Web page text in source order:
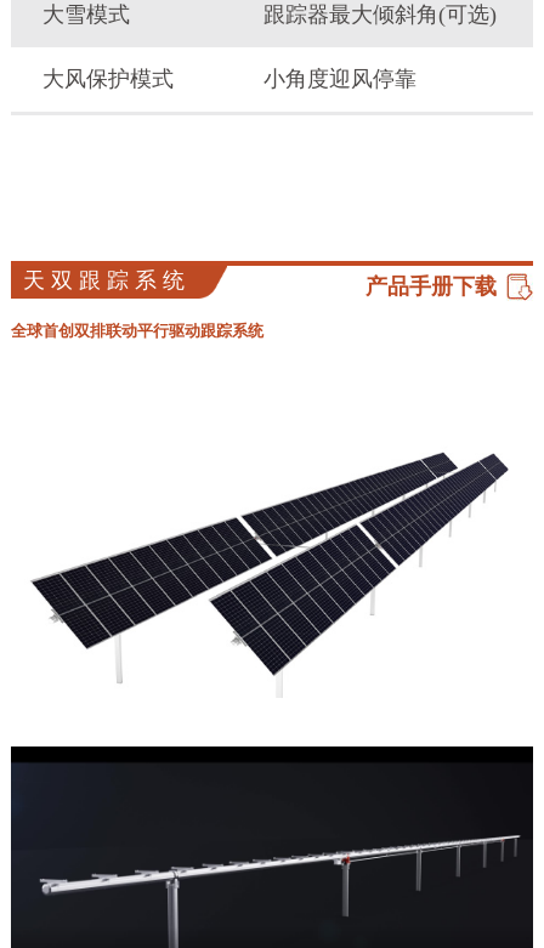
大雪模式 跟踪器最大倾斜角(可选)
大风保护模式 小角度迎风停靠
天双跟踪系统
全球首创双排联动平行驱动跟踪系统
产品手册下载